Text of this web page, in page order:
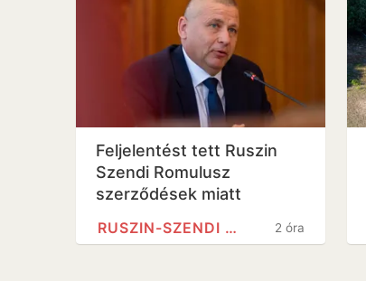
Feljelentést tett Ruszin
Szendi Romulusz
szerződések miatt
2 óra
RUSZIN-SZENDI ROMULUSZ